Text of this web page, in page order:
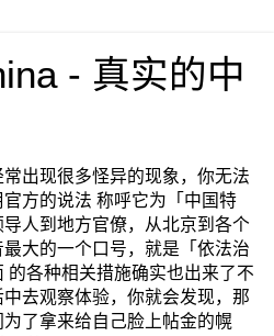
- 真实的中
出现很多怪异的现象，你无法
方的说法 称呼它为「中国特
人到地方官僚，从北京到各个
大的一个口号，就是「依法治
的各种相关措施确实也出来了不
去观察体验，你就会发现，那
了拿来给自己脸上帖金的幌